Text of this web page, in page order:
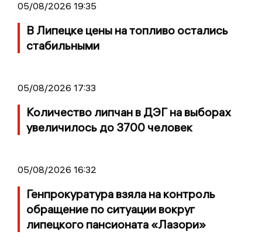
05/08/2026 19:35
В Липецке цены на топливо остались
стабильными
05/08/2026 17:33
Количество липчан в ДЭГ на выборах
увеличилось до 3700 человек
05/08/2026 16:32
Генпрокуратура взяла на контроль
обращение по ситуации вокруг
липецкого пансионата «Лазори»